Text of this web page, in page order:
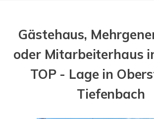
Gästehaus,
oder Mitarbeiterhaus
TOP - Lage in
Tiefenbach